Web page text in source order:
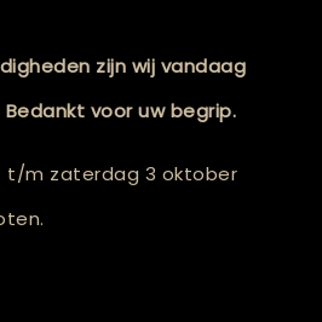
zijn wij vandaag
voor uw begrip.
t/m zaterdag 3 oktober